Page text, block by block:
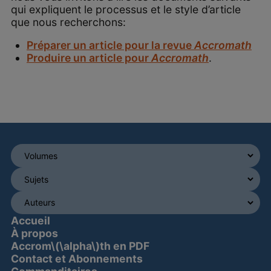
qui expliquent le processus et le style d’article
que nous recherchons:
Préparer un article pour la revueAccromath
Produire un article pourAccromath.
Accueil
À propos
Accrom\(\alpha\)th en PDF
Contact et Abonnements